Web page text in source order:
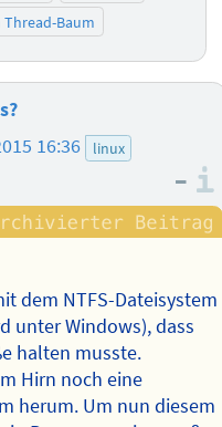
Thread-Baum
16:36 linux
–
dem NTFS-Dateisystem
unter Windows), dass
halten musste.
Hirn noch eine
herum. Um nun diesem